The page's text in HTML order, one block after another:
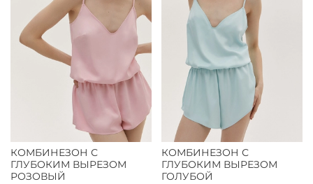
КОМБИНЕЗОН С
ГЛУБОКИМ ВЫРЕЗОМ
РОЗОВЫЙ
КОМБИНЕЗОН С
ГЛУБОКИМ ВЫРЕЗОМ
ГОЛУБОЙ